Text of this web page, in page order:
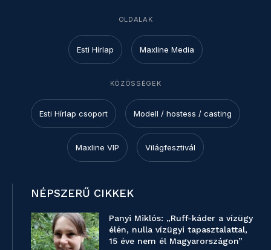
OLDALAK
Esti Hírlap Maxline Media
KÖZÖSSÉGEK
Esti Hírlap csoport Modell / hostess / casting
Maxline VIP Világfesztivál
NÉPSZERŰ CIKKEK
Panyi Miklós: „Ruff-káder a vízügy
élén, nulla vízügyi tapasztalattal,
15 éve nem él Magyarországon”